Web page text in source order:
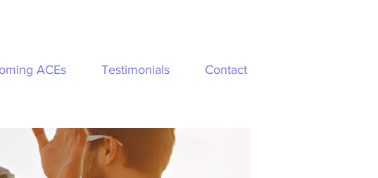
ACEs Testimonials Contact